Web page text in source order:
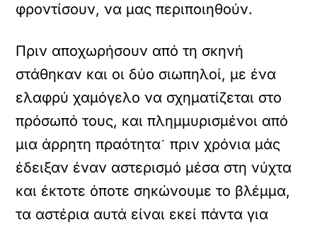
φροντίσουν, να μας περιποιηθούν.
Πριν αποχωρήσουν από τη σκηνή
στάθηκαν και οι δύο σιωπηλοί, με ένα
ελαφρύ χαμόγελο να σχηματίζεται στο
πρόσωπό τους, και πλημμυρισμένοι από
μια άρρητη πραότητα˙ πριν χρόνια μάς
έδειξαν έναν αστερισμό μέσα στη νύχτα
και έκτοτε όποτε σηκώνουμε το βλέμμα,
τα αστέρια αυτά είναι εκεί πάντα για